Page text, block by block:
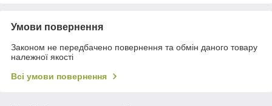
Умови повернення
Законом не передбачено повернення та обмін даного товару
належної якості
Всі умови повернення